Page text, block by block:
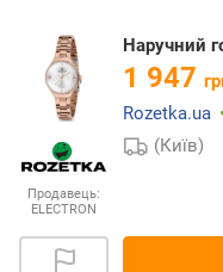
Продавець:
ELECTRON
Наручний
1 947
Rozetka.ua
(Київ)